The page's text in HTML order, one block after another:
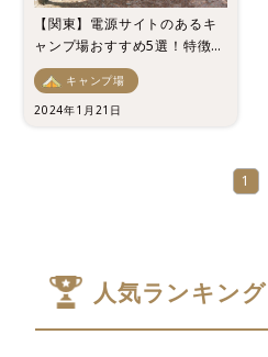
【関東】電源サイトのあるキ
ャンプ場おすすめ5選！特徴や
注意点も紹介！
キャンプ場
2024年1月21日
1
人気ランキング